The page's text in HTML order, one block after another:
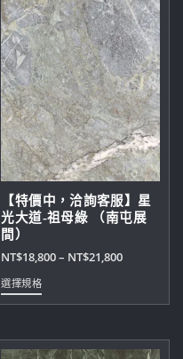
【特價中，洽詢客服】星
光大道-祖母綠 （南屯展
間）
NT$18,800– NT$21,800價
到
選擇規格此
產
有